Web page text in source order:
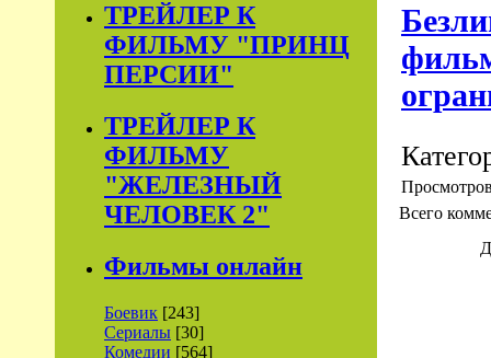
ТРЕЙЛЕР К
ФИЛЬМУ "ПРИНЦ
ПЕРСИИ"
ТРЕЙЛЕР К
ФИЛЬМУ
"ЖЕЛЕЗНЫЙ
ЧЕЛОВЕК 2"
Фильмы онлайн
Боевик [243]
Сериалы [30]
Комедии [564]
Всего